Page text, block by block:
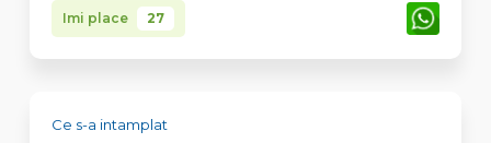
Imi place 27
Ce s-a intamplat